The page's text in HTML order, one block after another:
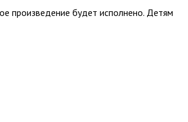
произведение будет исполнено. Детям